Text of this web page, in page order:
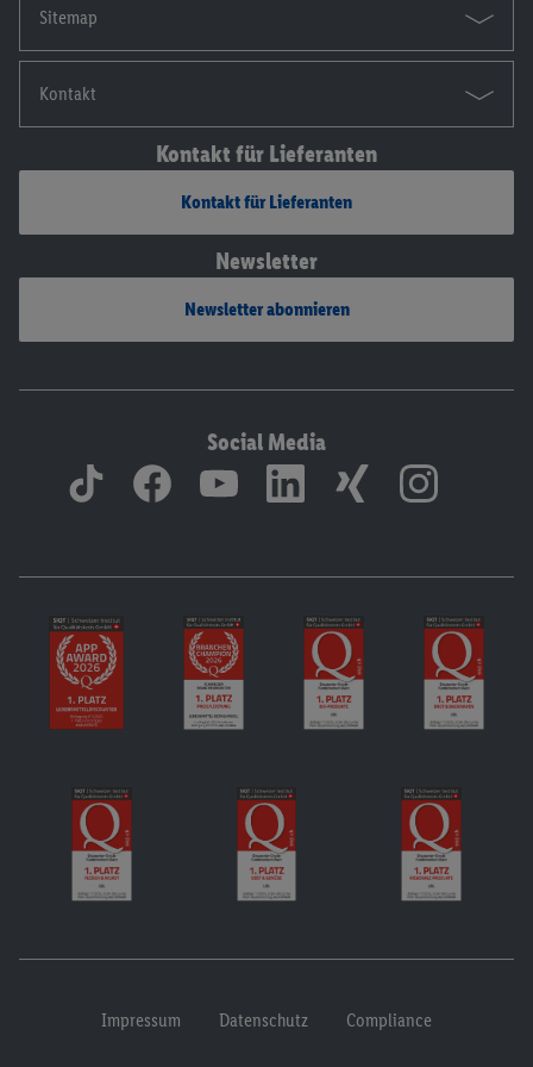
Sitemap
Kontakt
Kontakt für Lieferanten
Kontakt für Lieferanten
Newsletter
Newsletter abonnieren
Social Media
Impressum Datenschutz Compliance